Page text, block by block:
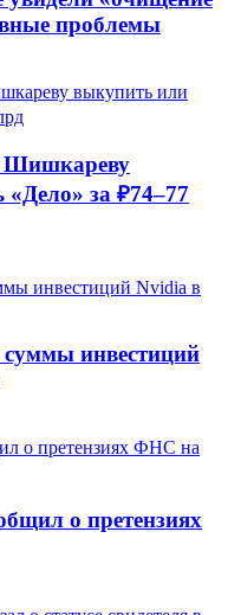
проблемы
Шишкареву
за ₽74–77
инвестиций
о претензиях